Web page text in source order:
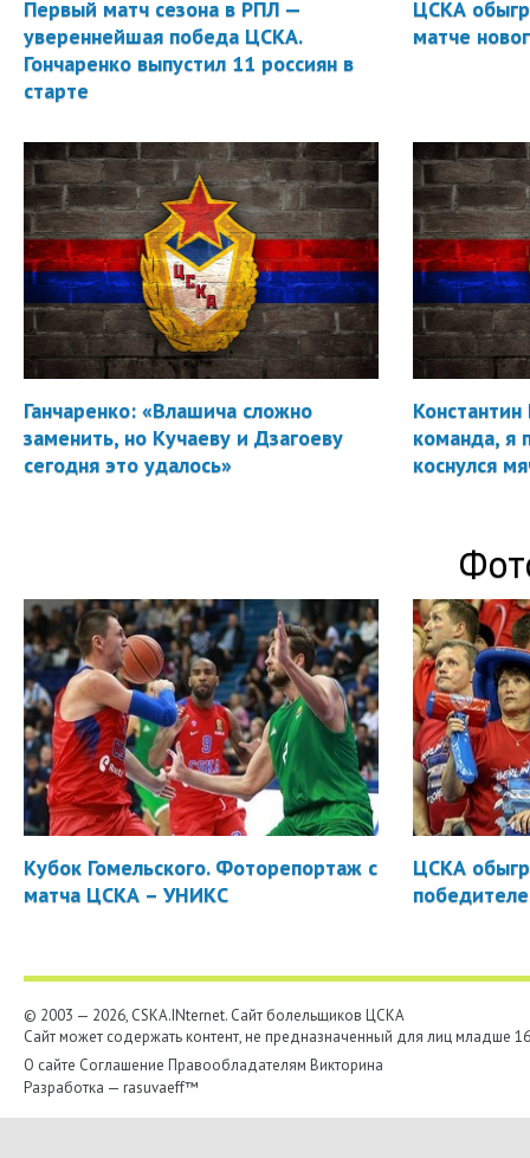
Первый матч сезона в РПЛ —
увереннейшая победа ЦСКА.
Гончаренко выпустил 11 россиян в
старте
ЦСКА
матче
Ганчаренко: «Влашича сложно
заменить, но Кучаеву и Дзагоеву
сегодня это удалось»
Константин
команда, я
коснулся
Кубок Гомельского. Фоторепортаж с
матча ЦСКА – УНИКС
ЦСКА
© 2003 — 2026, CSKA.INternet. Cайт болельщиков ЦСКА
Сайт может содержать контент, не предназначенный для лиц младше
О сайте Соглашение Правообладателям Викторина
Разработка — rasuvaeff™